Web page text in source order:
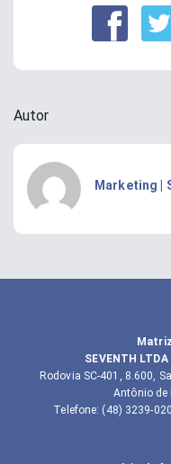
Autor
Marketing |
SEVENTH LTDA
Rodovia SC-401, 8.600,
Antônio de
Telefone: (48) 3239-